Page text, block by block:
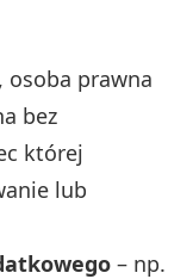
osoba prawna
bez
której
lub
– np.